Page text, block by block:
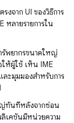
งจาก UI ของวิธีการ
หลายรายการใน
รัพยากรขนาดใหญ่
ให้ผู้ใช้ เห็น IME
ะมุมมองสำหรับการ
ญ่ทันทีหลังจากซ่อน
เคชันมีหน่วยความ